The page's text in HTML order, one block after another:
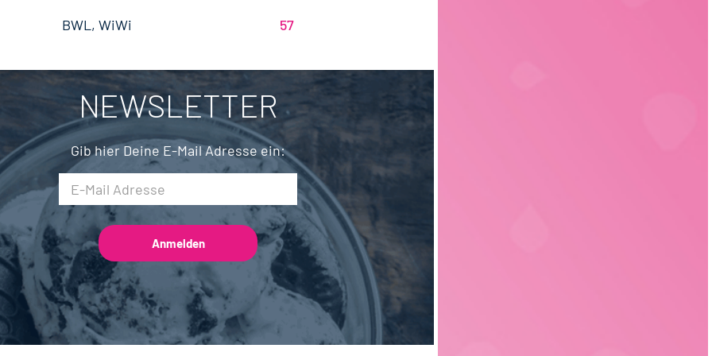
BWL, WiWi 57
Mechatronik
Brauwesen 5 Elektrotechnik
Brandenburg 4
NEWSLETTER
Gib hier Deine E-Mail Adresse ein: